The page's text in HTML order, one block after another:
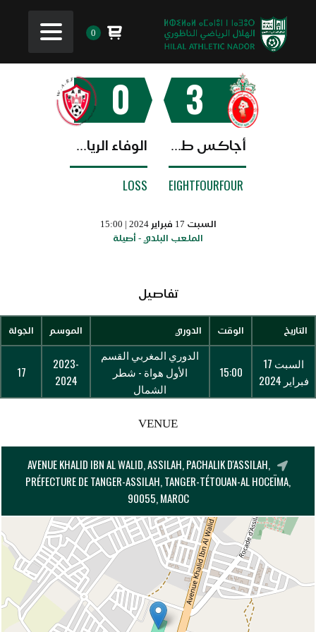
0
3
أجاكس طنجة
EIGHTFOURFOUR
0
الوفاء الرياضي الفاسي
LOSS
السبت 17 فبراير 2024 | 15:00
الملعب البلدي - أصيلة
تفاصيل
التاريخ الوقت الدوري الموسم الجولة
السبت 17
فبراير 2024
15:00
الدوري المغربي القسم
الأول هواة - شطر
الشمال
2023-
2024
17
VENUE
AVENUE KHALID IBN AL WALID, ASSILAH, PACHALIK D'ASSILAH,
PRÉFECTURE DE TANGER-ASSILAH, TANGER-TÉTOUAN-AL HOCEÏMA,
90055, MAROC